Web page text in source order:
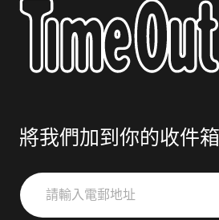
將我們加到你的收件箱
請
輸